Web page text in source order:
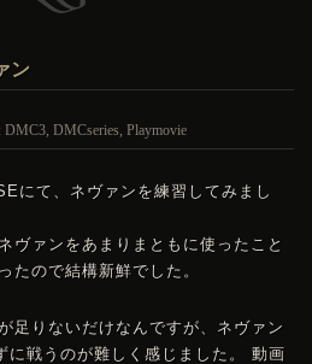
ン
DMC3,DMCseries,Playmovie
にて、ネヴァンを練習してみまし
ヴァンをあまりまともに使ったこと
たので結構新鮮でした。
足りないだけなんですが、ネヴァン
に戦うのが難しく感じました。 動画